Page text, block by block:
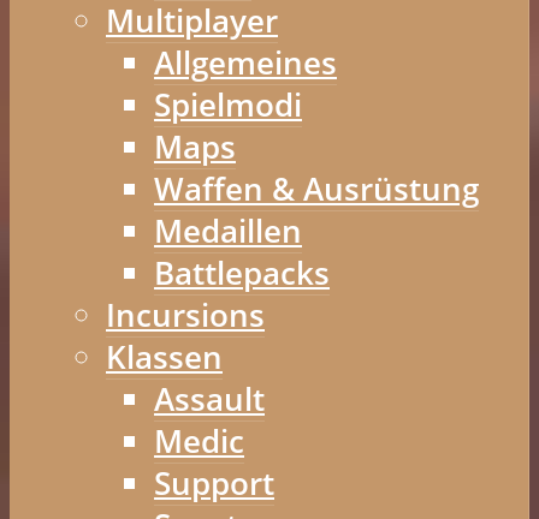
Multiplayer
Allgemeines
Spielmodi
Maps
Waffen & Ausrüstung
Medaillen
Battlepacks
Incursions
Klassen
Assault
Medic
Support